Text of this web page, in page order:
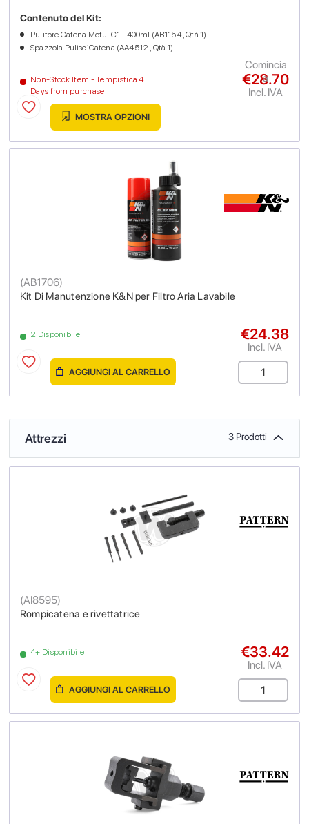
Non-Stock Item - Tempistica 4
Days from purchase
Contenuto del Kit:
Pulitore Catena Motul C1 - 400ml (AB1154 , Qtà 1)
Spazzola PulisciCatena (AA4512 , Qtà 1)
€28.70
Incl. IVA
Comincia
a
MOSTRA OPZIONI
Kit Di Manutenzione K&N per Filtro Aria Lavabile
(AB1706)
2 Disponibile €24.38
Incl. IVA
AGGIUNGI AL CARRELLO
Attrezzi 3 Prodotti
Rompicatena e rivettatrice
(AI8595)
4+ Disponibile €33.42
Incl. IVA
AGGIUNGI AL CARRELLO